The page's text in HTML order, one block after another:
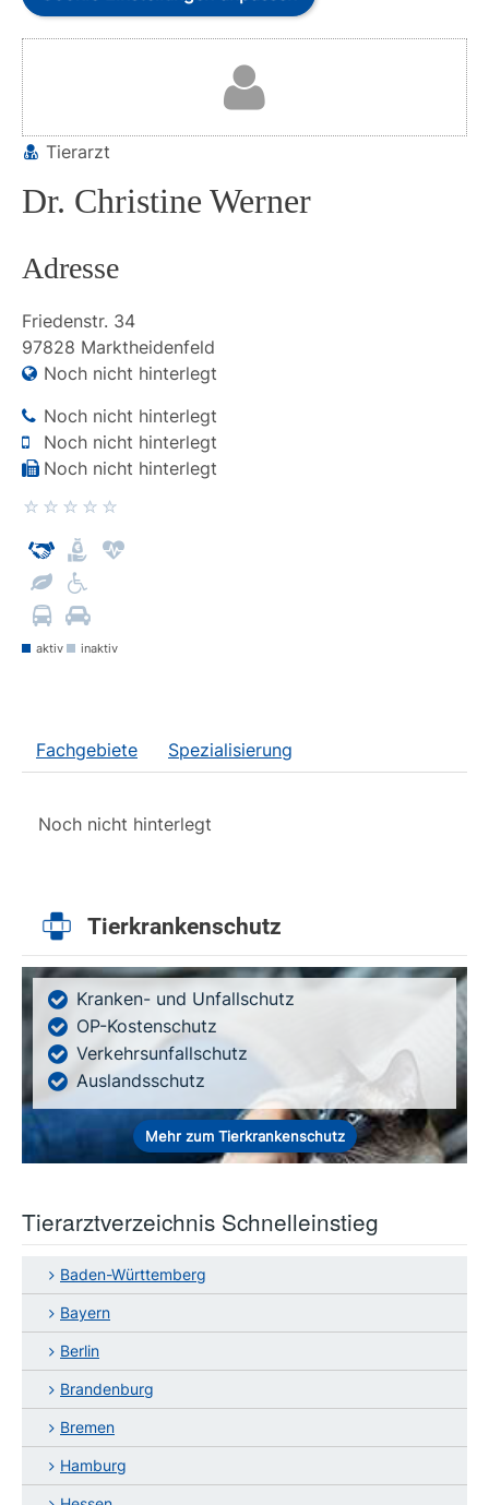
Tierarzt
Dr. Christine Werner
Adresse
Friedenstr. 34
97828 Marktheidenfeld
Noch nicht hinterlegt
Noch nicht hinterlegt
Noch nicht hinterlegt
Noch nicht hinterlegt
aktiv inaktiv
Fachgebiete Spezialisierung
Noch nicht hinterlegt
Tierkrankenschutz
Kranken- und Unfallschutz
OP-Kostenschutz
Verkehrsunfallschutz
Auslandsschutz
Mehr zum Tierkrankenschutz
Tierarztverzeichnis Schnelleinstieg
Baden-Württemberg
Bayern
Berlin
Brandenburg
Bremen
Hamburg